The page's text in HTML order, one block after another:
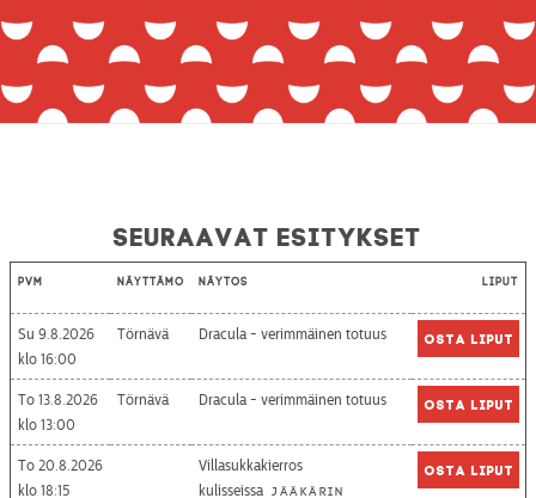
Seuraavat esitykset
Pvm Näyttämö Näytös Liput
Su 9.8.2026
16:00
Törnävä Dracula - verimmäinen totuus Osta liput
To 13.8.2026
13:00
Törnävä Dracula - verimmäinen totuus Osta liput
To 20.8.2026
18:15
Villasukkakierros
kulisseissa Jääkärin
Osta liput